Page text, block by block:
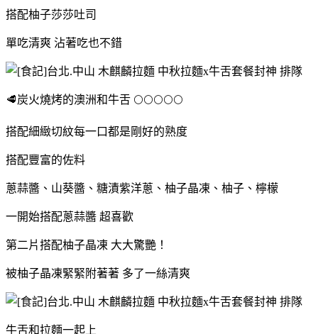
搭配柚子莎莎吐司
單吃清爽 沾著吃也不錯
🥩炭火燒烤的澳洲和牛舌 🌕🌕🌕🌕🌕
搭配細緻切紋每一口都是剛好的熟度
搭配豐富的佐料
蔥蒜醬、山葵醬、糖漬紫洋蔥、柚子晶凍、柚子、檸檬
一開始搭配蔥蒜醬 超喜歡
第二片搭配柚子晶凍 大大驚艷！
被柚子晶凍緊緊附著著 多了一絲清爽
牛舌和拉麵一起上